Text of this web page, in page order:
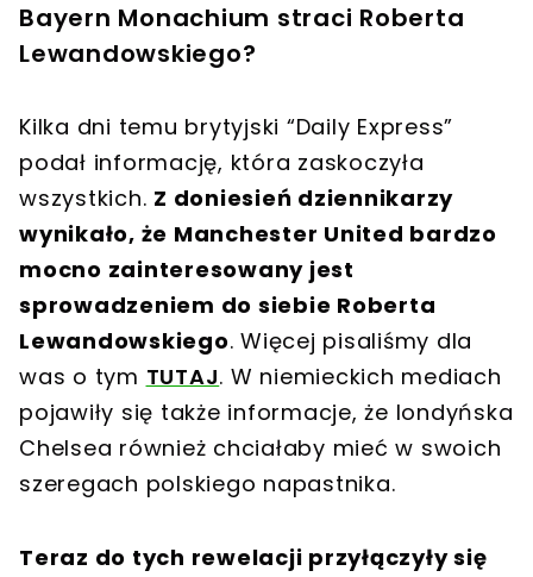
Bayern Monachium straci Roberta
Lewandowskiego?
Kilka dni temu brytyjski “Daily Express”
podał informację, która zaskoczyła
wszystkich. Z doniesień dziennikarzy
wynikało, że Manchester United bardzo
mocno zainteresowany jest
sprowadzeniem do siebie Roberta
Lewandowskiego. Więcej pisaliśmy dla
was o tym TUTAJ. W niemieckich mediach
pojawiły się także informacje, że londyńska
Chelsea również chciałaby mieć w swoich
szeregach polskiego napastnika.
Teraz do tych rewelacji przyłączyły się